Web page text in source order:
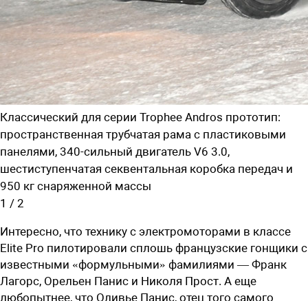
Классический для серии Trophee Andros прототип:
пространственная трубчатая рама с пластиковыми
панелями, 340-сильный двигатель V6 3.0,
шестиступенчатая секвентальная коробка передач и
950 кг снаряженной массы
1 / 2
Интересно, что технику с электромоторами в классе
Elite Pro пилотировали сплошь французские гонщики с
известными «формульными» фамилиями — Франк
Лагорс, Орельен Панис и Николя Прост. А еще
любопытнее, что Оливье Панис, отец того самого